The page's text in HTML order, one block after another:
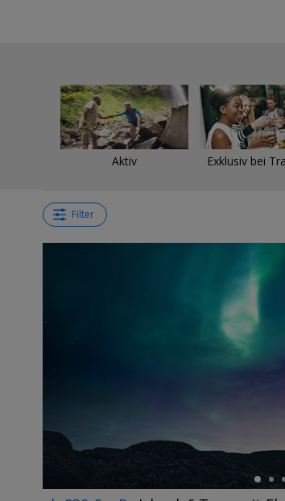
Aktiv Exklusiv bei
Filter